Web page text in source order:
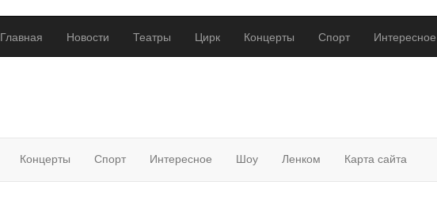
Главная
Новости Театры Цирк Концерты Спорт Интересное
Концерты Спорт Интересное Шоу Ленком Карта сайта